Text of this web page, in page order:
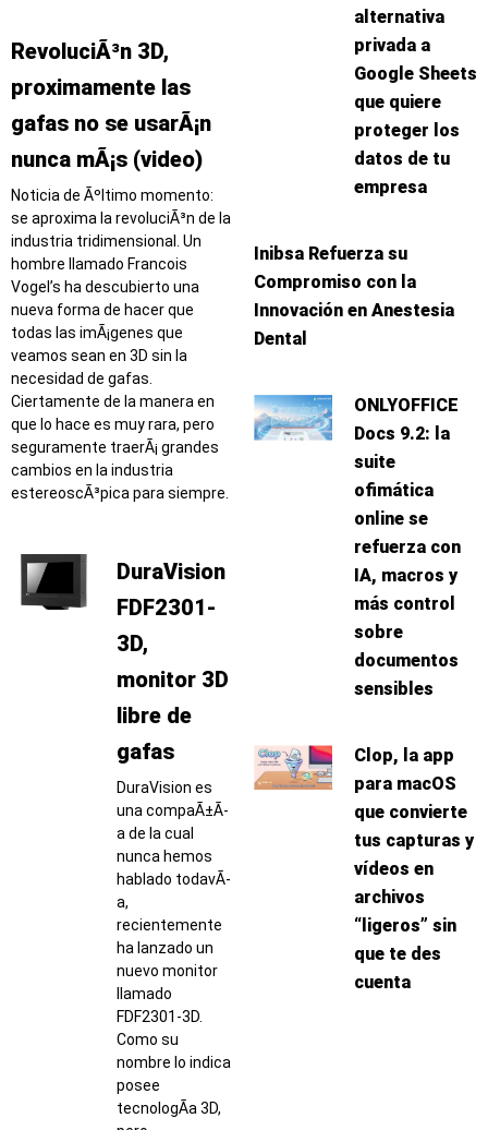
RevoluciÃ³n 3D,
proximamente las
gafas no se usarÃ¡n
nunca mÃ¡s (video)
Noticia de Ãºltimo momento:
se aproxima la revoluciÃ³n de la
industria tridimensional. Un
hombre llamado Francois
Vogel’s ha descubierto una
nueva forma de hacer que
todas las imÃ¡genes que
veamos sean en 3D sin la
necesidad de gafas.
Ciertamente de la manera en
que lo hace es muy rara, pero
seguramente traerÃ¡ grandes
cambios en la industria
estereoscÃ³pica para siempre.
DuraVision
FDF2301-
3D,
monitor 3D
libre de
gafas
DuraVision es
una compaÃ±Ã­
a de la cual
nunca hemos
hablado todavÃ­
a,
recientemente
ha lanzado un
nuevo monitor
llamado
FDF2301-3D.
Como su
nombre lo indica
posee
tecnologÃ­a 3D,
alternativa
privada a
Google Sheets
que quiere
proteger los
datos de tu
empresa
Inibsa Refuerza su
Compromiso con la
Innovación en Anestesia
Dental
ONLYOFFICE
Docs 9.2: la
suite
ofimática
online se
refuerza con
IA, macros y
más control
sobre
documentos
sensibles
Clop, la app
para macOS
que convierte
tus capturas y
vídeos en
archivos
“ligeros” sin
que te des
cuenta